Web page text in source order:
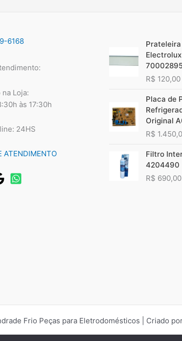
6168
Loja:
às 17:30h
24HS
ATENDIMENTO
R$ 120,00
Placa de
Original
R$
Filtro
4204490
R$ 690,00
Frio Peças para Eletrodomésticos | Criado